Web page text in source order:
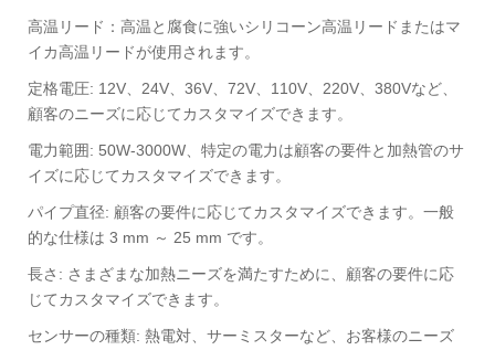
高温リード：高温と腐食に強いシリコーン高温リードまたはマ
イカ高温リードが使用されます。
定格電圧: 12V、24V、36V、72V、110V、220V、380Vなど、
顧客のニーズに応じてカスタマイズできます。
電力範囲: 50W-3000W、特定の電力は顧客の要件と加熱管のサ
イズに応じてカスタマイズできます。
パイプ直径: 顧客の要件に応じてカスタマイズできます。一般
的な仕様は 3 mm ～ 25 mm です。 ‌
長さ: さまざまな加熱ニーズを満たすために、顧客の要件に応
じてカスタマイズできます。 ‌
センサーの種類: 熱電対、サーミスターなど、お客様のニーズ